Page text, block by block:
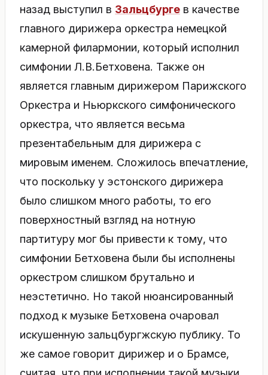
назад выступил в Зальцбурге в качестве
главного дирижера оркестра немецкой
камерной филармонии, который исполнил
симфонии Л.В.Бетховена. Также он
является главным дирижером Парижского
Оркестра и Ньюркского симфонического
оркестра, что является весьма
презентабельным для дирижера с
мировым именем. Сложилось впечатление,
что поскольку у эстонского дирижера
было слишком много работы, то его
поверхностный взгляд на нотную
партитуру мог бы привести к тому, что
симфонии Бетховена были бы исполнены
оркестром слишком брутально и
неэстетично. Но такой нюансированный
подход к музыке Бетховена очаровал
искушенную зальцбургжскую публику. То
же самое говорит дирижер и о Брамсе,